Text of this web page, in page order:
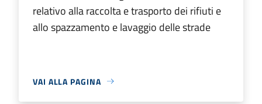
relativo alla raccolta e trasporto dei rifiuti e
allo spazzamento e lavaggio delle strade
VAI ALLA PAGINA